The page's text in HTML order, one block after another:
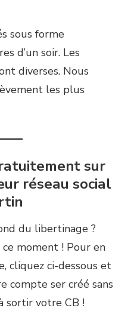
sous forme
d’un soir. Les
diverses. Nous
les plus
sur
réseau social
du libertinage ?
moment ! Pour en
cliquez ci-dessous et
compte ser créé sans
sortir votre CB !